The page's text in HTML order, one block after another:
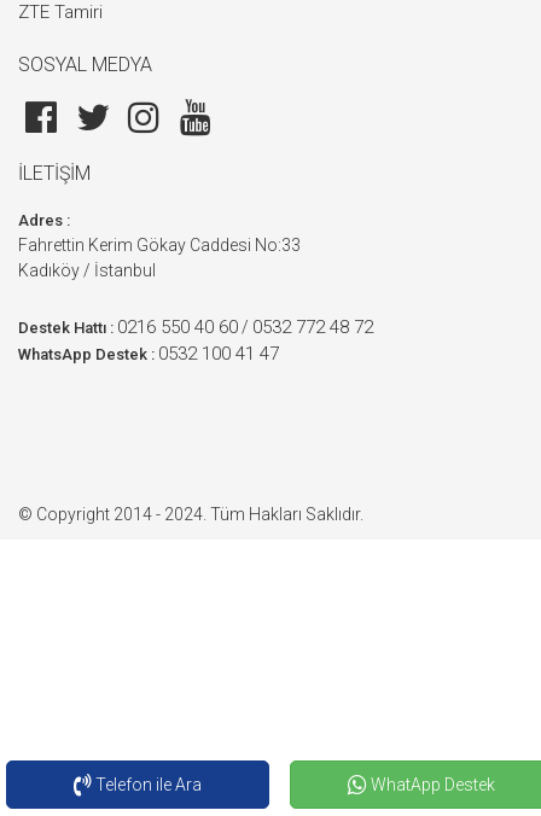
WhatApp Destek
Telefon ile Ara
ZTE Tamiri
SOSYAL MEDYA
İLETİŞİM
Adres :
Fahrettin Kerim Gökay Caddesi No:33
Kadıköy / İstanbul
Destek Hattı : 0216 550 40 60/ 0532 772 48 72
WhatsApp Destek : 0532 100 41 47
© Copyright 2014 - 2024. Tüm Hakları Saklıdır.